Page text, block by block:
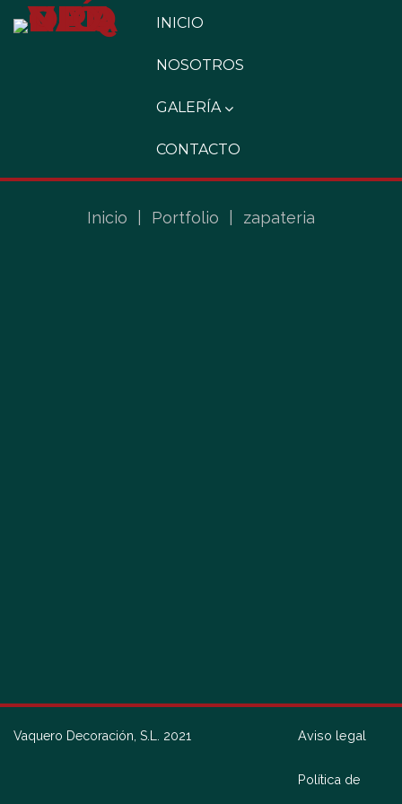
INICIO
NOSOTROS
GALERÍA
CONTACTO
Inicio Portfolio zapateria
Vaquero Decoración, S.L. 2021 Aviso legal
Política de